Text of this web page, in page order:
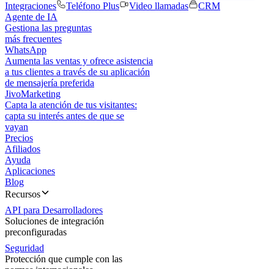
Integraciones
Teléfono Plus Video llamadas
CRM
Agente de IA
Gestiona las preguntas
más frecuentes
WhatsApp
Aumenta las ventas y ofrece asistencia
a tus clientes a través de su aplicación
de mensajería preferida
JivoMarketing
Capta la atención de tus visitantes:
capta su interés antes de que se
vayan
Precios
Afiliados
Ayuda
Aplicaciones
Blog
Recursos
API para Desarrolladores
Soluciones de integración
preconfiguradas
Seguridad
Protección que cumple con las